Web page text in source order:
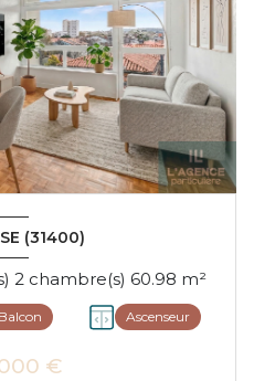
(31400)
Appartement 3 pièce(s) 2 chambre(s) 60.98 m²
Balcon Ascenseur
€